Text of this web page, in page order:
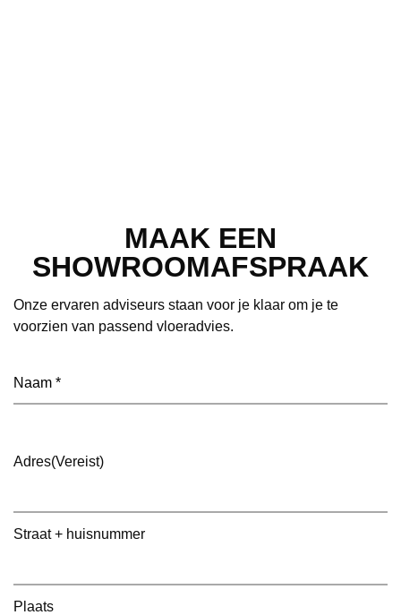
MAAK EEN
SHOWROOMAFSPRAAK
Onze ervaren adviseurs staan voor je klaar om je te
voorzien van passend vloeradvies.
Naam (Vereist)
Adres(Vereist)
Straat + huisnummer
Plaats